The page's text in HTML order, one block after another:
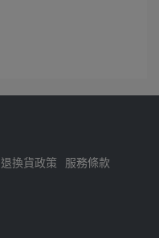
退換貨政策
服務條款